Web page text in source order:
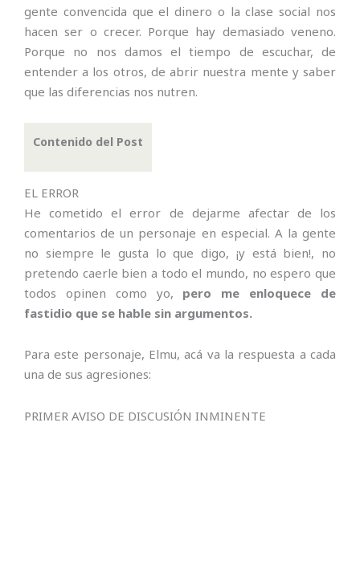
gente convencida que el dinero o la clase social nos
hacen ser o crecer. Porque hay demasiado veneno.
Porque no nos damos el tiempo de escuchar, de
entender a los otros, de abrir nuestra mente y saber
que las diferencias nos nutren.
Contenido del Post
EL ERROR
He cometido el error de dejarme afectar de los
comentarios de un personaje en especial. A la gente
no siempre le gusta lo que digo, ¡y está bien!, no
pretendo caerle bien a todo el mundo, no espero que
todos opinen como yo, pero me enloquece de
fastidio que se hable sin argumentos.
Para este personaje, Elmu, acá va la respuesta a cada
una de sus agresiones:
PRIMER AVISO DE DISCUSIÓN INMINENTE